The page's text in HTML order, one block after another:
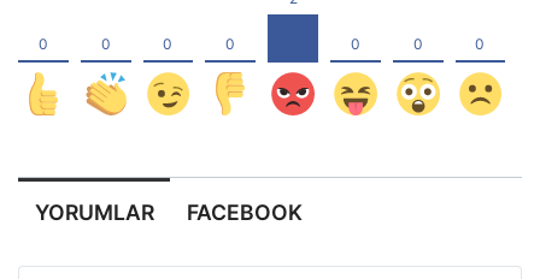
YORUMLAR FACEBOOK